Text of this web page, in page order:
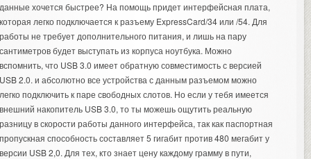
хочется быстрее? На помощь придет интерфейсная плата,
легко подключается к разъему ExpressCard/34 или /54. Для
не требует дополнительного питания, и лишь на пару
будет выступать из корпуса ноутбука. Можно
что USB 3.0 имеет обратную совместимость с версией
2.0. и абсолютно все устройства с данным разъемом можно
подключить к паре свободных слотов. Но если у тебя имеется
накопитель USB 3.0, то ты можешь ощутить реальную
в скорости работы данного интерфейса, так как паспортная
способность составляет 5 гигабит против 480 мегабит у
USB 2,0. Для тех, кто знает цену каждому грамму в пути,